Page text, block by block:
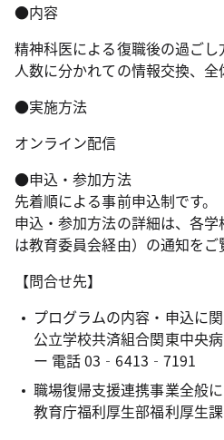
●内容
精神科医による復職後の過ご
人数に分かれての情報交換、
●実施方法
オンライン配信
●申込・参加方法
先着順による事前申込制です。
申込・参加方法の詳細は、各
は教育委員会経由）の通知をご
【問合せ先】
プログラムの内容・申込に
公立学校共済組合関東中央
ー 電話 03‐6413‐7191
職場復帰支援連携事業全般
教育庁福利厚生部福利厚生